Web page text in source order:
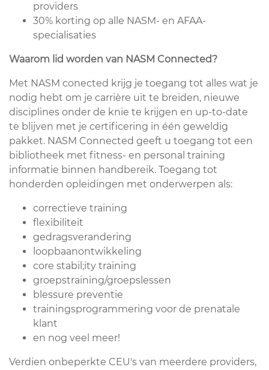
providers
30% korting op alle NASM- en AFAA-
specialisaties
Waarom lid worden van NASM Connected?
Met NASM conected krijg je toegang tot alles wat je
nodig hebt om je carrière uit te breiden, nieuwe
disciplines onder de knie te krijgen en up-to-date
te blijven met je certificering in één geweldig
pakket. NASM Connected geeft u toegang tot een
bibliotheek met fitness- en personal training
informatie binnen handbereik. Toegang tot
honderden opleidingen met onderwerpen als:
correctieve training
flexibiliteit
gedragsverandering
loopbaanontwikkeling
core stabil;ity training
groepstraining/groepslessen
blessure preventie
trainingsprogrammering voor de prenatale
klant
en nog veel meer!
Verdien onbeperkte CEU's van meerdere providers,